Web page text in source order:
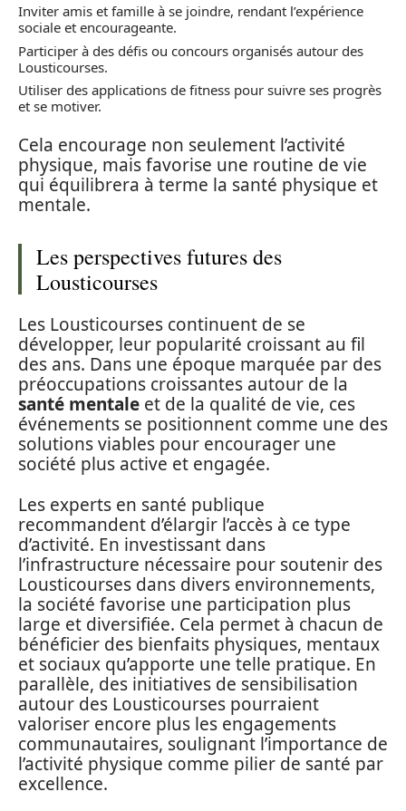
Inviter amis et famille à se joindre, rendant l’expérience
sociale et encourageante.
Participer à des défis ou concours organisés autour des
Lousticourses.
Utiliser des applications de fitness pour suivre ses progrès
et se motiver.
Cela encourage non seulement l’activité
physique, mais favorise une routine de vie
qui équilibrera à terme la santé physique et
mentale.
Les perspectives futures des
Lousticourses
Les Lousticourses continuent de se
développer, leur popularité croissant au fil
des ans. Dans une époque marquée par des
préoccupations croissantes autour de la
santé mentale et de la qualité de vie, ces
événements se positionnent comme une des
solutions viables pour encourager une
société plus active et engagée.
Les experts en santé publique
recommandent d’élargir l’accès à ce type
d’activité. En investissant dans
l’infrastructure nécessaire pour soutenir des
Lousticourses dans divers environnements,
la société favorise une participation plus
large et diversifiée. Cela permet à chacun de
bénéficier des bienfaits physiques, mentaux
et sociaux qu’apporte une telle pratique. En
parallèle, des initiatives de sensibilisation
autour des Lousticourses pourraient
valoriser encore plus les engagements
communautaires, soulignant l’importance de
l’activité physique comme pilier de santé par
excellence.